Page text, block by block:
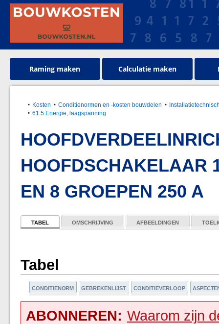
Raming maken Calculatie maken
Kosten Conditienormen en -kosten bouwdelen
61.5 Energie, laagspanning
HOOFDSCHAKELAAR
EN 8 GROEPEN 250 A
TABEL OMSCHRIJVING AFBEELDINGEN
Tabel
CONDITIENORM GEBREKENLIJST CONDITIEVERLOOP
ABONNEREN: Waarom zijn